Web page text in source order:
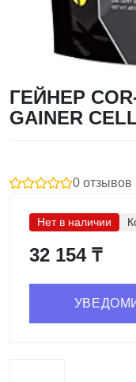
ГЕЙНЕР
GAINER
0 отзывов
Нет в наличии
32 154 ₸